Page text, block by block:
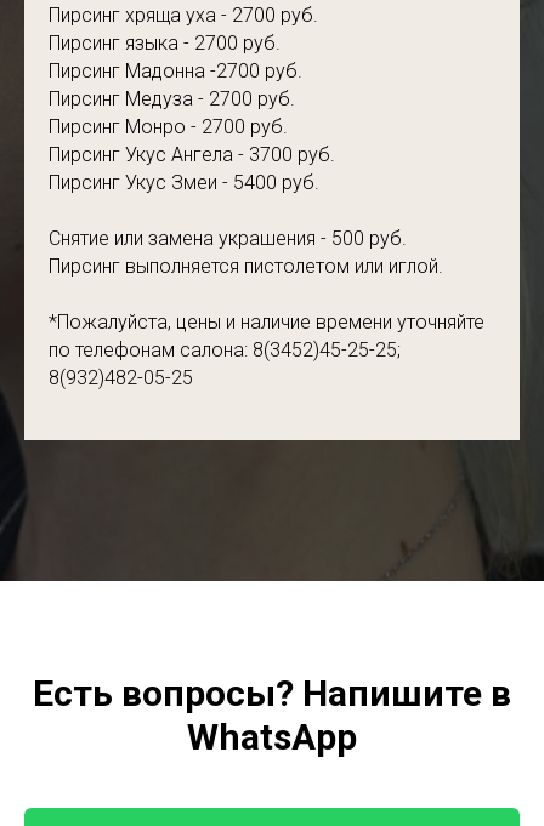
Пирсинг хряща уха - 2700 руб.
Пирсинг языка - 2700 руб.
Пирсинг Мадонна -2700 руб.
Пирсинг Медуза - 2700 руб.
Пирсинг Монро - 2700 руб.
Пирсинг Укус Ангела - 3700 руб.
Пирсинг Укус Змеи - 5400 руб.
Снятие или замена украшения - 500 руб.
Пирсинг выполняется пистолетом или иглой.
*Пожалуйста, цены и наличие времени уточняйте
по телефонам салона: 8(3452)45-25-25;
8(932)482-05-25
Есть вопросы? Напишите в
WhatsApp